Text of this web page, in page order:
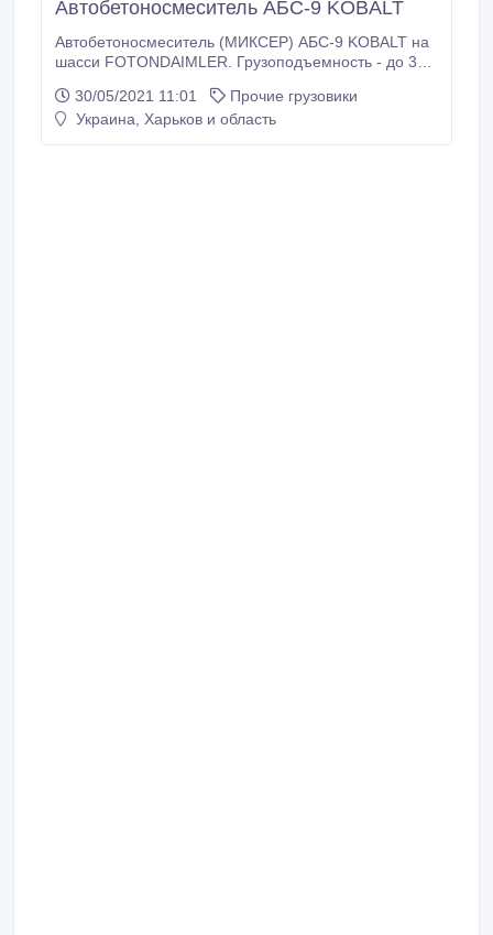
Автобетоносмеситель АБС-9 KOBALT
Автобетоносмеситель (МИКСЕР) АБС-9 KOBALT на
шасси FOTONDAIMLER. Грузоподъемность - до 35
Колесная формула - 6х4. Скорость загрузки - от 3, 2
м3/мин. Скорость выгрузки - от 2, 2 м3/мин.
30/05/2021 11:01
Прочие грузовики
Украина, Харьков и область